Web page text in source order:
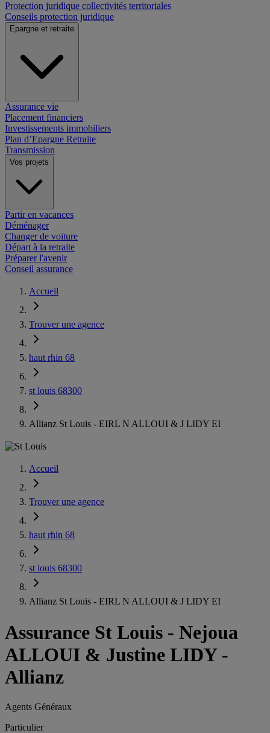
Protection juridique collectivités territoriales
Conseils protection juridique
Epargne et retraite
Assurance vie
Placement financiers
Investissements immobiliers
Plan d’Epargne Retraite
Transmission
Vos projets
Partir en vacances
Déménager
Changer de voiture
Départ à la retraite
Préparer l'avenir
Conseil assurance
Accueil
Trouver une agence
haut rhin 68
st louis 68300
Allianz St Louis - EIRL N ALLOUI & J LIDY EI
Accueil
Trouver une agence
haut rhin 68
st louis 68300
Allianz St Louis - EIRL N ALLOUI & J LIDY EI
Assurance St Louis - Nejoua
ALLOUI & Justine LIDY -
Allianz
Agents Généraux
Particulier